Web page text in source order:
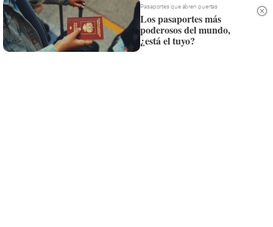
Pasaportes que abren puertas
Los pasaportes más
poderosos del mundo,
¿está el tuyo?